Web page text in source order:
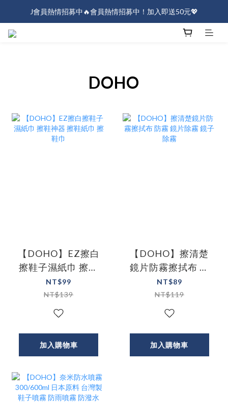
J會員熱情招募中🔥會員熱情招募中！加入即送50元💖
J會員熱情招募中🔥會員熱情招募中！加入即送50元💖
DOHO
【DOHO】EZ擦白
擦鞋子濕紙巾 擦鞋
神器 擦鞋紙巾 擦鞋
巾
NT$99
NT$139
加入購物車
【DOHO】擦清楚
鏡片防霧擦拭布 防
霧 鏡片除霧 鏡子除
霧
NT$89
NT$119
加入購物車